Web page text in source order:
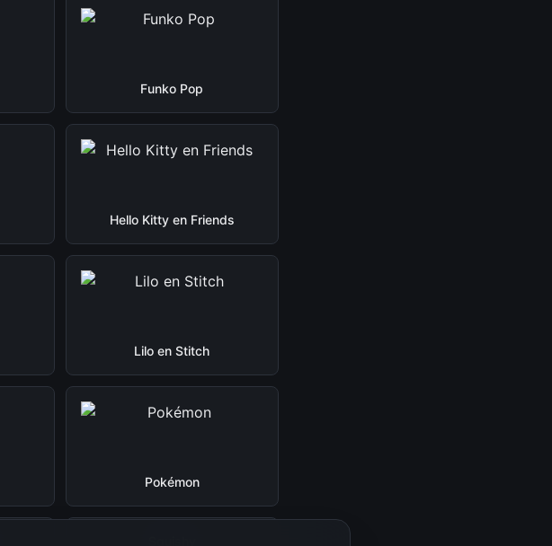
Funko Pop
Hello Kitty en Friends
Lilo en Stitch
Pokémon